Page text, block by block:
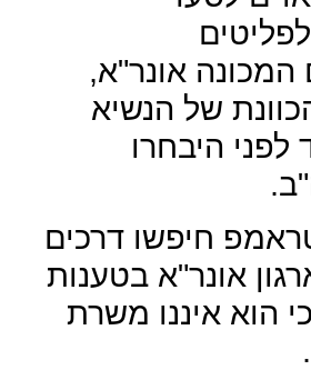
המכונה אונר"א,
של הנשיא
היבחרו
חיפשו דרכים
אונר"א בטענות
הוא איננו משרת